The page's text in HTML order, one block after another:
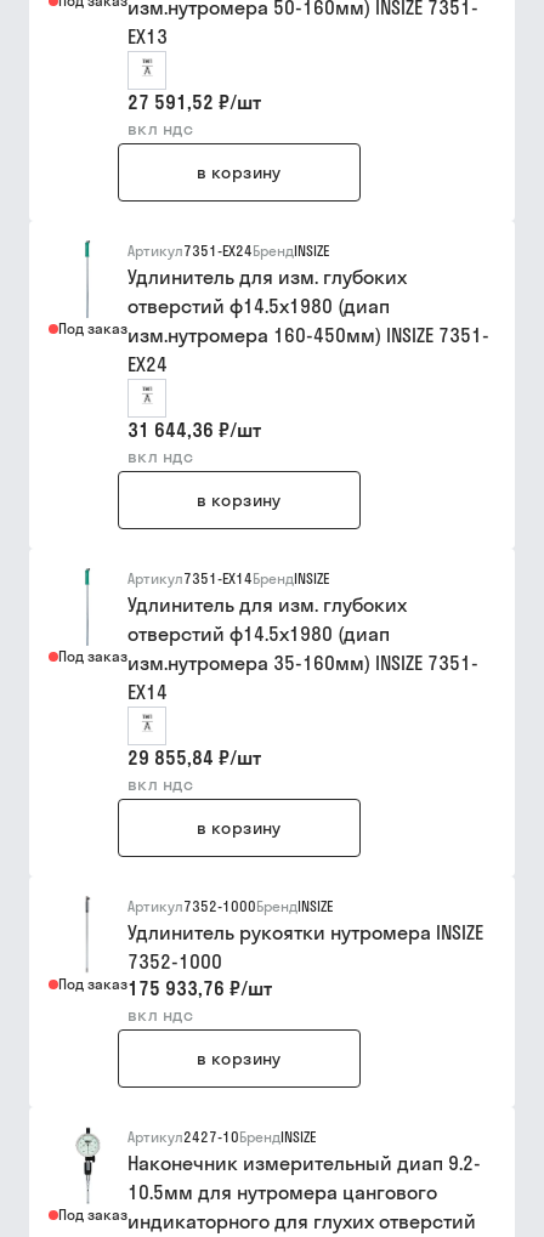
изм.нутромера 50-160мм) INSIZE 7351-
EX13
27 591,52 ₽/шт
вкл ндс
в корзину
Под заказ
Артикул7351-EX24БрендINSIZE
Удлинитель для изм. глубоких
отверстий ф14.5х1980 (диап
изм.нутромера 160-450мм) INSIZE 7351-
EX24
31 644,36 ₽/шт
вкл ндс
в корзину
Под заказ
Артикул7351-EX14БрендINSIZE
Удлинитель для изм. глубоких
отверстий ф14.5х1980 (диап
изм.нутромера 35-160мм) INSIZE 7351-
EX14
29 855,84 ₽/шт
вкл ндс
в корзину
Под заказ
Артикул7352-1000БрендINSIZE
Удлинитель рукоятки нутромера INSIZE
7352-1000
175 933,76 ₽/шт
вкл ндс
в корзину
Под заказ
Артикул2427-10БрендINSIZE
Наконечник измерительный диап 9.2-
10.5мм для нутромера цангового
индикаторного для глухих отверстий